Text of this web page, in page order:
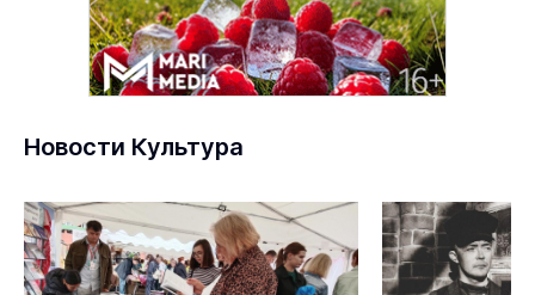
Новости Культура